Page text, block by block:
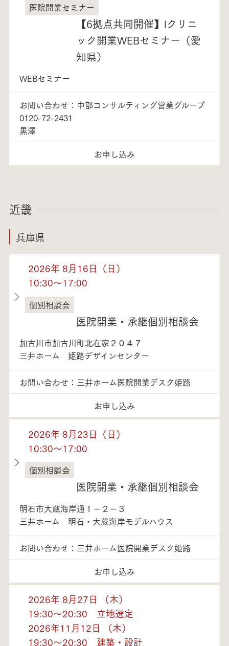
愛知県
医院開業セミナー
【6拠点共同開催】lクリニ
ック開業WEBセミナー（愛
知県）
WEBセミナー
お問い合わせ：中部コンサルティング営業グループ
0120-72-2431
黒澤
お申し込み
近畿
兵庫県
2026年 8月16日（日）
10:30～17:00
兵庫県
個別相談会
医院開業・承継個別相談会
加古川市加古川町北在家２０４７
三井ホーム 姫路デザインセンター
お問い合わせ：三井ホーム医院開業デスク姫路
お申し込み
2026年 8月23日（日）
10:30～17:00
兵庫県
個別相談会
医院開業・承継個別相談会
明石市大蔵海岸通１－２－３
三井ホーム 明石・大蔵海岸モデルハウス
お問い合わせ：三井ホーム医院開業デスク姫路
お申し込み
2026年 8月27日 （木）
19:30～20:30 立地選定
2026年11月12日 （木）
19:30～20:30 建築・設計